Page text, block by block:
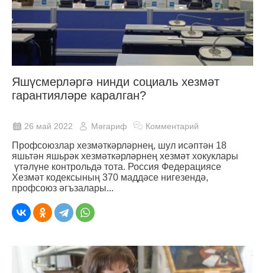
Яшүсмерләргә нинди социаль хезмәт
гарантияләре каралган?
26 май 2022 Мәгариф Комментарий
Профсоюзлар хезмәткәрләрнең, шул исәптән 18
яшьтән яшьрәк хезмәткәрләрнең хезмәт хокуклары
үтәлүне контрольдә тота. Россия Федерациясе
Хезмәт кодексының 370 маддәсе нигезендә,
профсоюз әгъзалары...